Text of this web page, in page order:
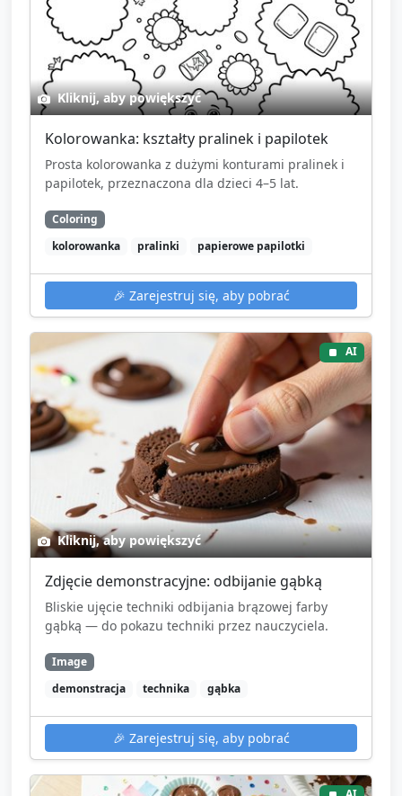
Kliknij, aby powiększyć
Kolorowanka: kształty pralinek i papilotek
Prosta kolorowanka z dużymi konturami pralinek i
papilotek, przeznaczona dla dzieci 4–5 lat.
Coloring
kolorowanka
pralinki papierowe papilotki
🎉 Zarejestruj się, aby pobrać
AI
Kliknij, aby powiększyć
Zdjęcie demonstracyjne: odbijanie gąbką
Bliskie ujęcie techniki odbijania brązowej farby
gąbką — do pokazu techniki przez nauczyciela.
Image
demonstracja
technika gąbka
🎉 Zarejestruj się, aby pobrać